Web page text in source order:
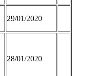
29/01/2020
28/01/2020